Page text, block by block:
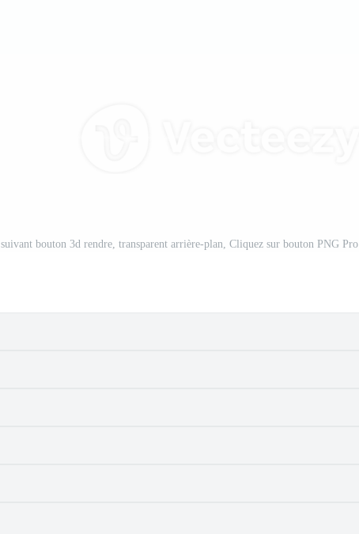
suivant bouton 3d rendre, transparent arrière-plan, Cliquez sur bouton PNG Pro